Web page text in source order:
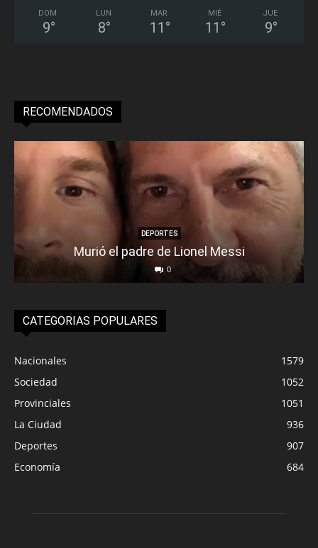
DOM
9°
LUN
8°
MAR
11 °
MIÉ
11 °
JUE
9°
RECOMENDADOS
DEPORTES
Murió el padre de Lionel Messi
0
CATEGORIAS POPULARES
Nacionales
1579
Sociedad
1052
Provinciales
1051
La Ciudad
936
Deportes
907
Economía
684